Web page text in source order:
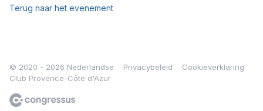
Terug naar het evenement
© 2020 - 2026 Nederlandse
Club Provence-Côte d'Azur
Privacybeleid Cookieverklaring